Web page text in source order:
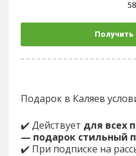
Получить
Подарок в Каляев
✔️ Действует для всех
— подарок стильный
✔️ При подписке на